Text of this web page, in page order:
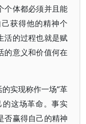
个体都必须并且能
获得他的精神个
活的过程也就是赋
的意义和价值何在
实现称作一场“革
这场革命。事实
否赢得自己的精神